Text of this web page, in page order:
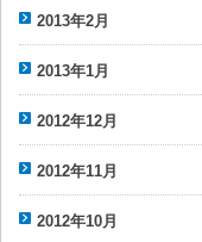
2013年2月
2013年1月
2012年12月
2012年11月
2012年10月